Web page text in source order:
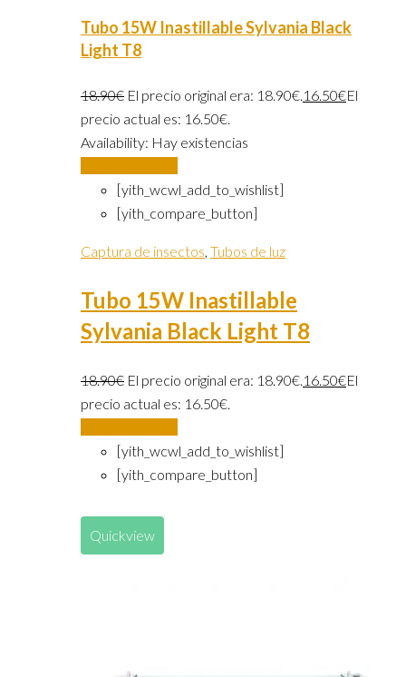
Tubo 15W Inastillable Sylvania Black
Light T8
18.90€ El precio original era: 18.90€.16.50€El
precio actual es: 16.50€.
Availability: Hay existencias
[yith_wcwl_add_to_wishlist]
[yith_compare_button]
Captura de insectos, Tubos de luz
Tubo 15W Inastillable
Sylvania Black Light T8
18.90€ El precio original era: 18.90€.16.50€El
precio actual es: 16.50€.
[yith_wcwl_add_to_wishlist]
[yith_compare_button]
Quickview